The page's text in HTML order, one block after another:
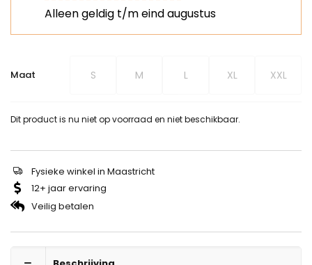
Alleen geldig t/m eind augustus
Maat S M L XL XXL
Dit product is nu niet op voorraad en niet beschikbaar.
Fysieke winkel in Maastricht
12+ jaar ervaring
Veilig betalen